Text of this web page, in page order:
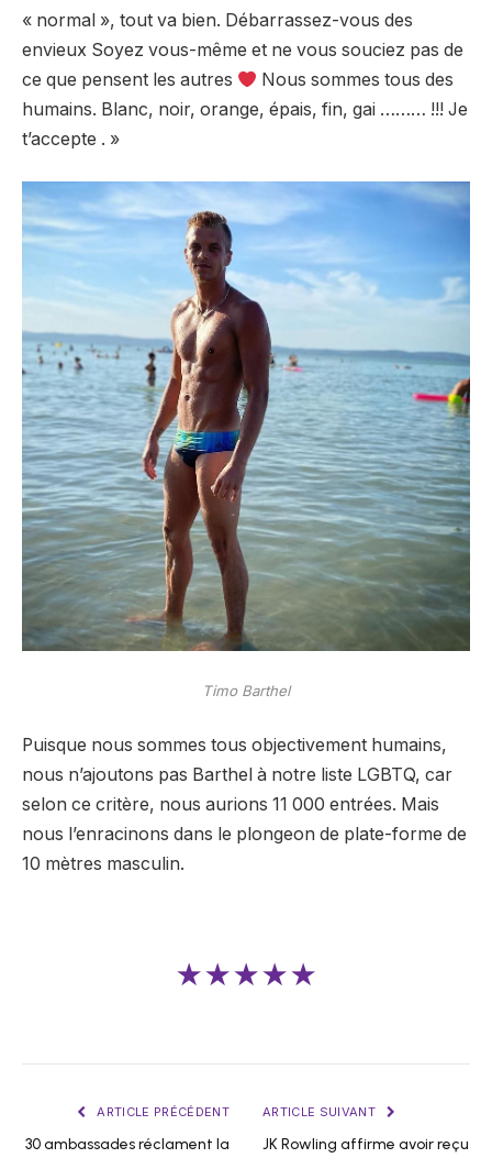
« normal », tout va bien. Débarrassez-vous des
envieux Soyez vous-même et ne vous souciez pas de
ce que pensent les autres
Nous sommes tous des
humains. Blanc, noir, orange, épais, fin, gai ……… !!! Je
t’accepte . »
Timo Barthel
Puisque nous sommes tous objectivement humains,
nous n’ajoutons pas Barthel à notre liste LGBTQ, car
selon ce critère, nous aurions 11 000 entrées. Mais
nous l’enracinons dans le plongeon de plate-forme de
10 mètres masculin.
★★★★★
ARTICLE PRÉCÉDENT
30 ambassades réclament la
ARTICLE SUIVANT
JK Rowling affirme avoir reçu